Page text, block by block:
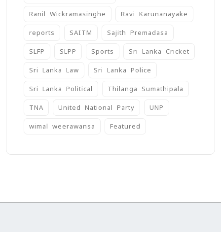
Ranil Wickramasinghe Ravi Karunanayake
reports SAITM Sajith Premadasa
SLFP SLPP Sports Sri Lanka Cricket
Sri Lanka Law Sri Lanka Police
Sri Lanka Political Thilanga Sumathipala
TNA United National Party UNP
wimal weerawansa ‍Featured